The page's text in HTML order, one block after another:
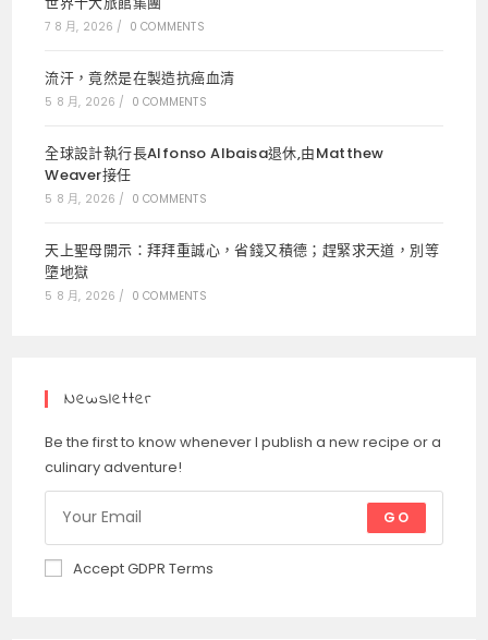
7 8 月, 2026 / 0 COMMENTS
流汗，竟然是在製造抗癌血清
5 8 月, 2026 / 0 COMMENTS
全球設計執行長Alfonso Albaisa退休,由Matthew
Weaver接任
5 8 月, 2026 / 0 COMMENTS
天上聖母開示：拜拜重誠心，省錢又積德；趕緊求天道，別等
墮地獄
5 8 月, 2026 / 0 COMMENTS
Newsletter
Be the first to know whenever I publish a new recipe or a
culinary adventure!
GO
Accept GDPR Terms